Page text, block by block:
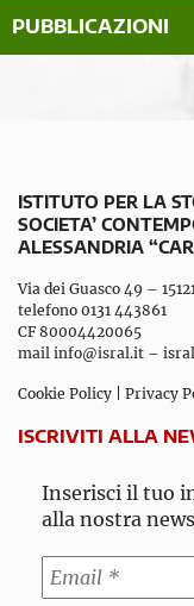
PUBBLICAZIONI
ISTITUTO PER LA
SOCIETA’
ALESSANDRIA
Via dei Guasco 49 –
telefono 0131 443861
CF 80004420065
mail info@isral.it –
Cookie Policy Privacy
ISCRIVITI ALLA
Inserisci il tuo
alla nostra